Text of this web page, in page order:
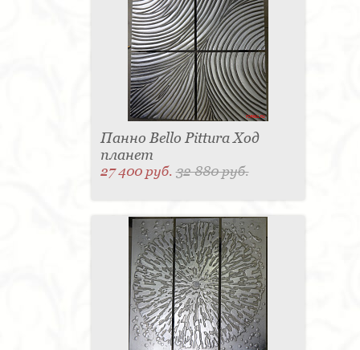
Панно Bello Pittura Ход
планет
27 400 руб.32 880 руб.